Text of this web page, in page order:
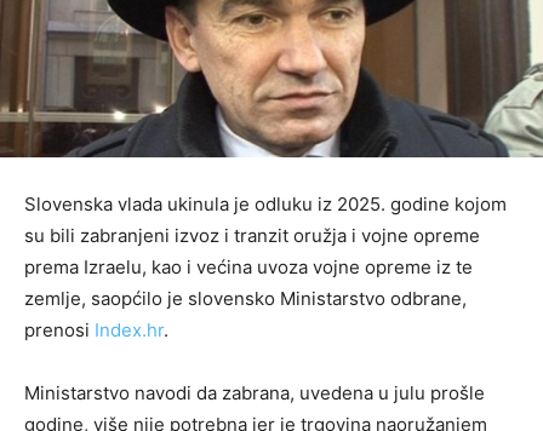
Slovenska vlada ukinula je odluku iz 2025. godine kojom
su bili zabranjeni izvoz i tranzit oružja i vojne opreme
prema Izraelu, kao i većina uvoza vojne opreme iz te
zemlje, saopćilo je slovensko Ministarstvo odbrane,
prenosi Index.hr.
Ministarstvo navodi da zabrana, uvedena u julu prošle
godine, više nije potrebna jer je trgovina naoružanjem